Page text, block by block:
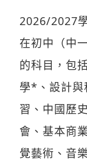
2026/2027
在初中（中
的科目，包
學*、設計與
習、中國歷
會、基本商
覺藝術、音